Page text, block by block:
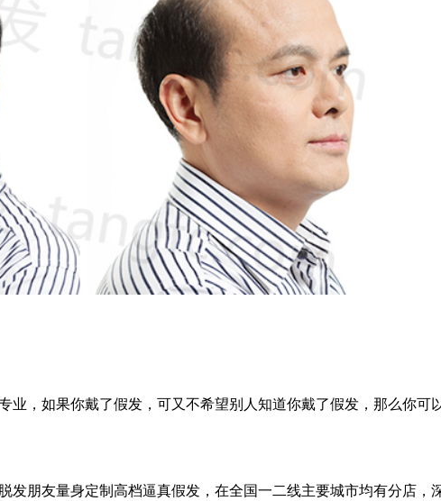
业，如果你戴了假发，可又不希望别人知道你戴了假发，那么你可
发朋友量身定制高档逼真假发，在全国一二线主要城市均有分店，